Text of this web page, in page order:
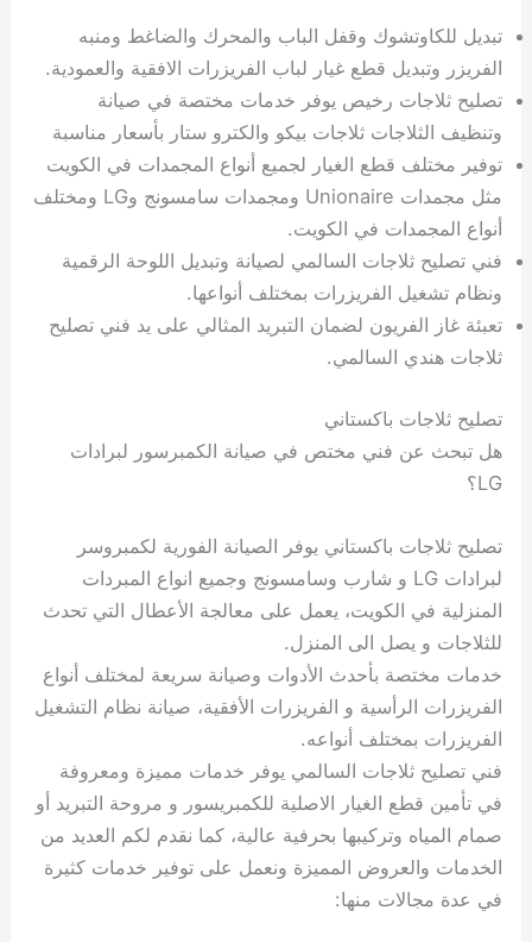
تبديل للكاوتشوك وقفل الباب والمحرك والضاغط ومنبه
الفريزر وتبديل قطع غيار لباب الفريزرات الافقية والعمودية.
تصليح ثلاجات رخيص يوفر خدمات مختصة في صيانة
وتنظيف الثلاجات ثلاجات بيكو والكترو ستار بأسعار مناسبة
توفير مختلف قطع الغيار لجميع أنواع المجمدات في الكويت
مثل مجمدات Unionaire ومجمدات سامسونج وLG ومختلف
أنواع المجمدات في الكويت.
فني تصليح ثلاجات السالمي لصيانة وتبديل اللوحة الرقمية
ونظام تشغيل الفريزرات بمختلف أنواعها.
تعبئة غاز الفريون لضمان التبريد المثالي على يد فني تصليح
ثلاجات هندي السالمي.
تصليح ثلاجات باكستاني
هل تبحث عن فني مختص في صيانة الكمبرسور لبرادات
LG؟
تصليح ثلاجات باكستاني يوفر الصيانة الفورية لكمبروسر
لبرادات LG و شارب وسامسونج وجميع انواع المبردات
المنزلية في الكويت، يعمل على معالجة الأعطال التي تحدث
للثلاجات و يصل الى المنزل.
خدمات مختصة بأحدث الأدوات وصيانة سريعة لمختلف أنواع
الفريزرات الرأسية و الفريزرات الأفقية، صيانة نظام التشغيل
الفريزرات بمختلف أنواعه.
فني تصليح ثلاجات السالمي يوفر خدمات مميزة ومعروفة
في تأمين قطع الغيار الاصلية للكمبريسور و مروحة التبريد أو
صمام المياه وتركيبها بحرفية عالية، كما نقدم لكم العديد من
الخدمات والعروض المميزة ونعمل على توفير خدمات كثيرة
في عدة مجالات منها: